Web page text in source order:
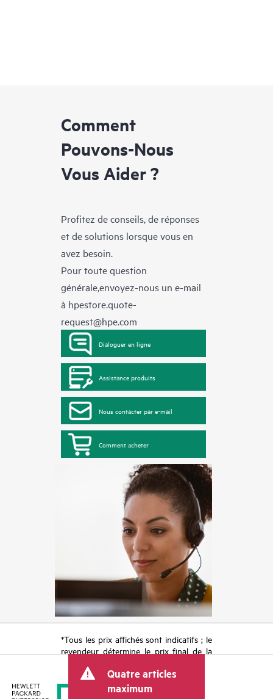
Comment
Pouvons-Nous
Vous Aider ?
Profitez de conseils, de réponses
et de solutions lorsque vous en
avez besoin.
Pour toute question
générale,envoyez-nous un e-mail
à hpestore.quote-
request@hpe.com
Dialoguer en ligne
Assistance produits
Nous contacter par e-mail
Comment acheter
*Tous les prix affichés sont indicatifs ; le
revendeur détermine le prix final de la
tels que la TVA ou les taxes sur la vente
et les frais d’expédition. Le prix de la
Quatre articles
maximum